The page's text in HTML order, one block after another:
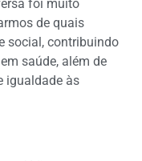
foi muito
de quais
social, contribuindo
saúde, além de
igualdade às